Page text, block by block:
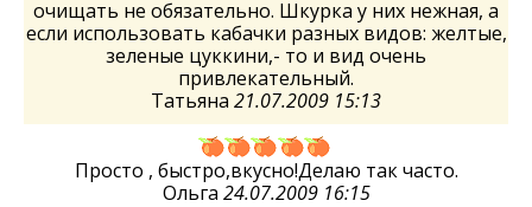
очищать не обязательно. Шкурка у них нежная, а
если использовать кабачки разных видов: желтые,
зеленые цуккини,- то и вид очень
привлекательный.
Татьяна 21.07.2009 15:13
Просто , быстро,вкусно!Делаю так часто.
Ольга 24.07.2009 16:15